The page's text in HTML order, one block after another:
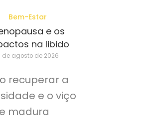
Bem-Estar
e os
na libido
de agosto de 2026